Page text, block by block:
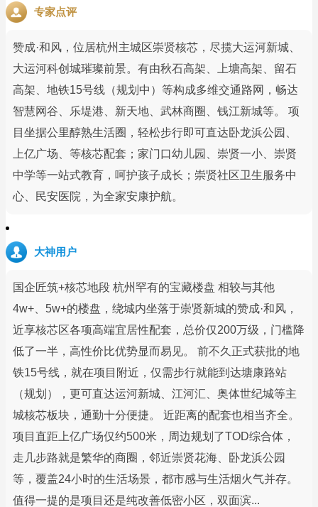
专家点评
赞成·和风，位居杭州主城区崇贤核芯，尽揽大运河新城、
大运河科创城璀璨前景。有由秋石高架、上塘高架、留石
高架、地铁15号线（规划中）等构成多维交通路网，畅达
智慧网谷、乐堤港、新天地、武林商圈、钱江新城等。 项
目坐据公里醇熟生活圈，轻松步行即可直达卧龙浜公园、
上亿广场、等核芯配套；家门口幼儿园、崇贤一小、崇贤
中学等一站式教育，呵护孩子成长；崇贤社区卫生服务中
心、民安医院，为全家安康护航。
大神用户
国企匠筑+核芯地段 杭州罕有的宝藏楼盘 相较与其他
4w+、5w+的楼盘，绕城内坐落于崇贤新城的赞成·和风，
近享核芯区各项高端宜居性配套，总价仅200万级，门槛降
低了一半，高性价比优势显而易见。 前不久正式获批的地
铁15号线，就在项目附近，仅需步行就能到达塘康路站
（规划），更可直达运河新城、江河汇、奥体世纪城等主
城核芯板块，通勤十分便捷。 近距离的配套也相当齐全。
项目直距上亿广场仅约500米，周边规划了TOD综合体，
走几步路就是繁华的商圈，邻近崇贤花海、卧龙浜公园
等，覆盖24小时的生活场景，都市感与生活烟火气并存。
值得一提的是项目还是纯改善低密小区，双面滨...